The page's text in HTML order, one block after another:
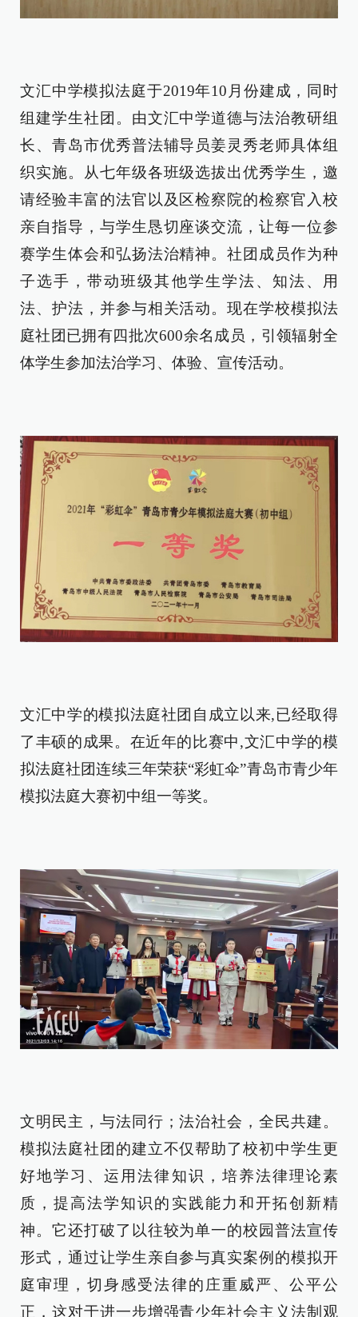
文汇中学模拟法庭于2019年10月份建成，同时
组建学生社团。由文汇中学道德与法治教研组
长、青岛市优秀普法辅导员姜灵秀老师具体组
织实施。从七年级各班级选拔出优秀学生，邀
请经验丰富的法官以及区检察院的检察官入校
亲自指导，与学生恳切座谈交流，让每一位参
赛学生体会和弘扬法治精神。社团成员作为种
子选手，带动班级其他学生学法、知法、用
法、护法，并参与相关活动。现在学校模拟法
庭社团已拥有四批次600余名成员，引领辐射全
体学生参加法治学习、体验、宣传活动。
文汇中学的模拟法庭社团自成立以来,已经取得
了丰硕的成果。在近年的比赛中,文汇中学的模
拟法庭社团连续三年荣获“彩虹伞”青岛市青少年
模拟法庭大赛初中组一等奖。
文明民主，与法同行；法治社会，全民共建。
模拟法庭社团的建立不仅帮助了校初中学生更
好地学习、运用法律知识，培养法律理论素
质，提高法学知识的实践能力和开拓创新精
神。它还打破了以往较为单一的校园普法宣传
形式，通过让学生亲自参与真实案例的模拟开
庭审理，切身感受法律的庄重威严、公平公
正，这对于进一步增强青少年社会主义法制观